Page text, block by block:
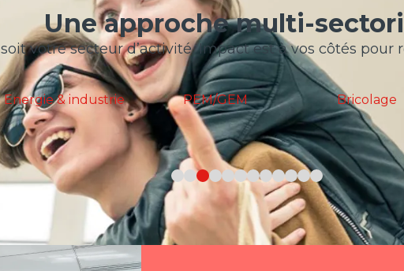
Une approche multi-
votre secteur d’activité, Impact est à vos côtés pour
PEM/GEM Bricolage High-Tech